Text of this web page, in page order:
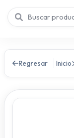
Regresar Inicio